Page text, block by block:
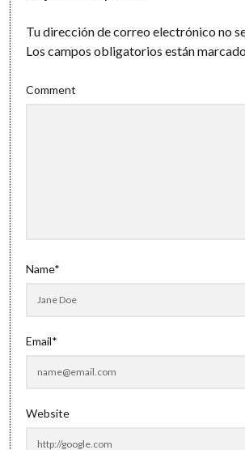
Tu dirección de correo electrónico no
Los campos obligatorios están
Comment
Name*
Email*
Website